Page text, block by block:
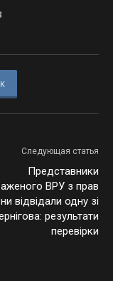
Следующая статья
Представники
ВРУ з прав
відвідали одну зі
результати
перевірки